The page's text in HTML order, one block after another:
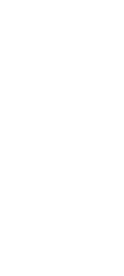
凯
布
阿
凯
格
昆